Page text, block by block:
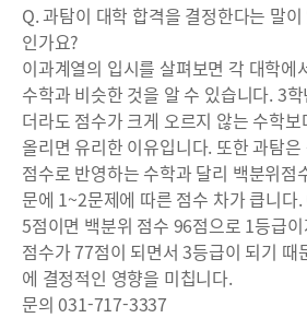
Q. 과탐이 대학 합격을 결정한다는 말
인가요?
이과계열의 입시를 살펴보면 각 대학에
수학과 비슷한 것을 알 수 있습니다. 3
더라도 점수가 크게 오르지 않는 수학
올리면 유리한 이유입니다. 또한 과탐
점수로 반영하는 수학과 달리 백분위점
문에 1~2문제에 따른 점수 차가 큽니다
5점이면 백분위 점수 96점으로 1등급
점수가 77점이 되면서 3등급이 되기 때
에 결정적인 영향을 미칩니다.
문의 031-717-3337